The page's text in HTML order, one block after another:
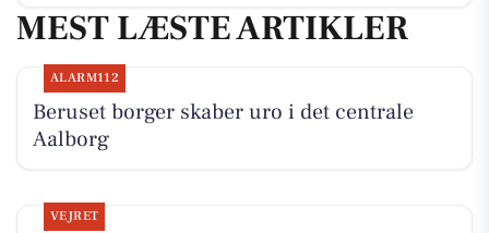
MEST LÆSTE ARTIKLER
ALARM112
Beruset borger skaber uro i det centrale
Aalborg
VEJRET